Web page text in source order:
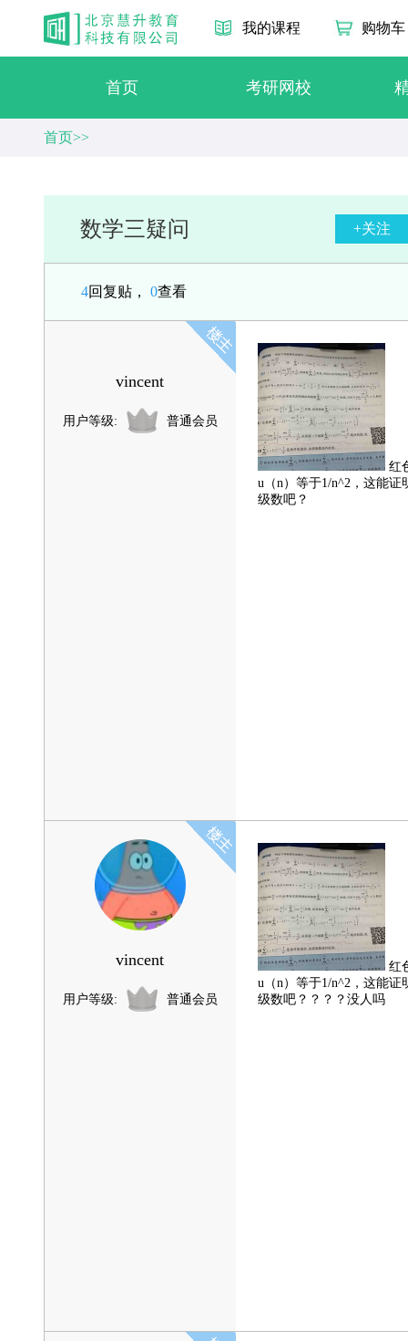
我的课程 购物车
首页 考研网校
首页>>
数学三疑问 +关注
4回复贴， 0查看
vincent
用户等级: 普通会员
红
u（n）等于1/n^2，这能
级数吧？
vincent
用户等级: 普通会员
红
u（n）等于1/n^2，这能
级数吧？？？？没人吗